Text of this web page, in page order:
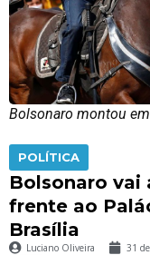
Bolsonaro montou
POLÍTICA
Bolsonaro vai
frente ao
Brasília
Luciano Oliveira 31